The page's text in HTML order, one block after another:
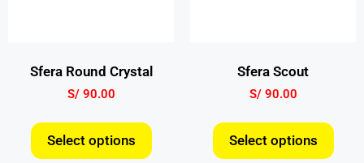
Sfera Round Crystal
S/90.00
Select options
Sfera Scout
S/90.00
Select options